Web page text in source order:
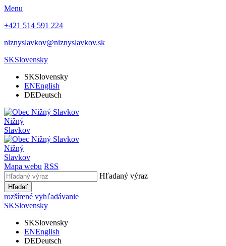
Menu
+421 514 591 224
niznyslavkov@niznyslavkov.sk
SKSlovensky
SKSlovensky
ENEnglish
DEDeutsch
Nižný
Slavkov
Nižný
Slavkov
Mapa webu RSS
Hľadaný výraz
Hľadať
rozšírené vyhľadávanie
SKSlovensky
SKSlovensky
ENEnglish
DEDeutsch